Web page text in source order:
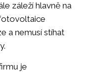
záleží hlavně na
a nemusí stíhat
je